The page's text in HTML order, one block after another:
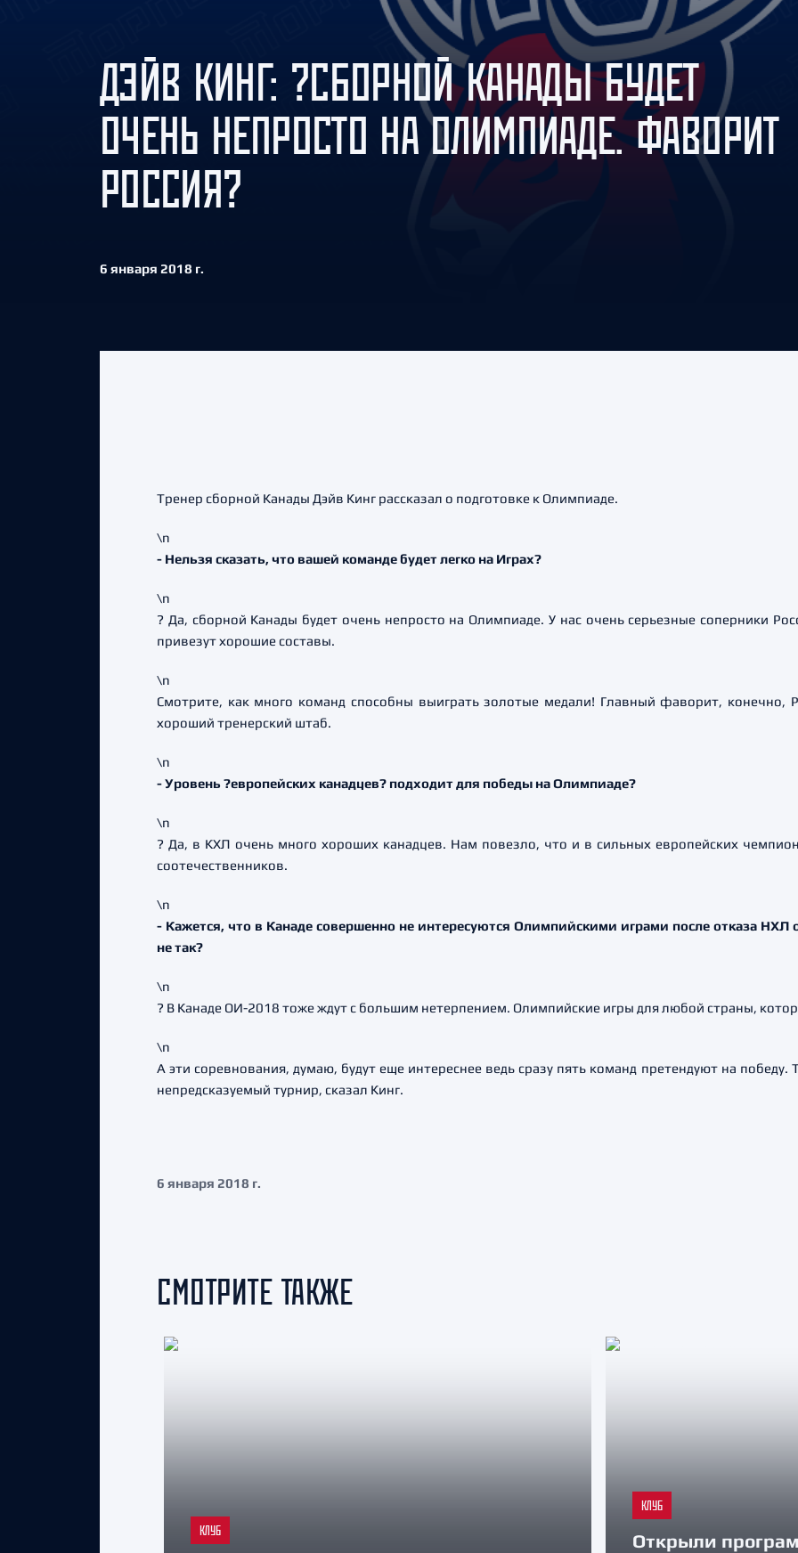
ЦСКА
Шанхайские Драконы
Амур
Барыс
Салават Юлаев
Сибирь
ДЭЙВ КИНГ: ?СБОРНОЙ КАНАДЫ БУДЕТ
ОЧЕНЬ НЕПРОСТО НА ОЛИМПИАДЕ. ФАВОРИТ
РОССИЯ?
6 января 2018 г.
Тренер сборной Канады Дэйв Кинг рассказал о подготовке к Олимпиаде.
\n
- Нельзя сказать, что вашей команде будет легко на Играх?
\n
? Да, сборной Канады будет очень непросто на Олимпиаде. У нас очень серьезные соперники
привезут хорошие составы.
\n
Смотрите, как много команд способны выиграть золотые медали! Главный фаворит, конечно,
хороший тренерский штаб.
\n
- Уровень ?европейских канадцев? подходит для победы на Олимпиаде?
\n
? Да, в КХЛ очень много хороших канадцев. Нам повезло, что и в сильных европейских
соотечественников.
\n
- Кажется, что в Канаде совершенно не интересуются Олимпийскими играми после отказа НХЛ
не так?
\n
? В Канаде ОИ-2018 тоже ждут с большим нетерпением. Олимпийские игры для любой страны,
\n
А эти соревнования, думаю, будут еще интереснее ведь сразу пять команд претендуют на
непредсказуемый турнир, сказал Кинг.
6 января 2018 г.
СМОТРИТЕ ТАКЖЕ
КЛУБ
КЛУБ
Открыли